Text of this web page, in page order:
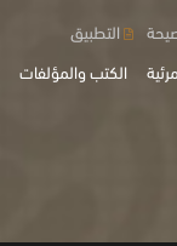
الكتب والمؤلفات
التطبيق